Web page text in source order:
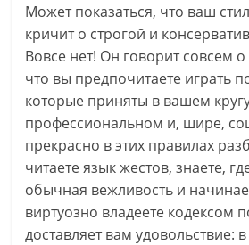
Может показаться, что ваш
кричит о строгой и
Вовсе нет! Он говорит совсем
что вы предпочитаете играть
которые приняты в вашем
профессиональном и, шире,
прекрасно в этих правилах
читаете язык жестов, знаете,
обычная вежливость и
виртуозно владеете кодексом
доставляет вам удовольствие: